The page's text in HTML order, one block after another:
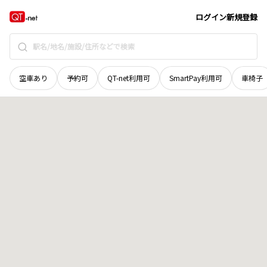
ログイン新規登録
空車あり 予約可 QT-net利用可 SmartPay利用可 車椅子
群馬県